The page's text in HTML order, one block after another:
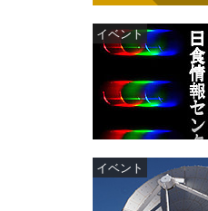
イベント
イベント